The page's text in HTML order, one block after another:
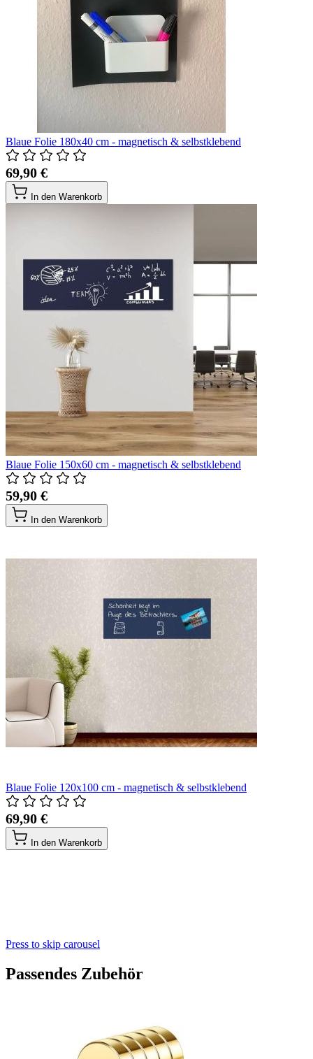
Blaue Folie 180x40 cm - magnetisch & selbstklebend
69,90 €
In den Warenkorb
Blaue Folie 150x60 cm - magnetisch & selbstklebend
59,90 €
In den Warenkorb
Blaue Folie 120x100 cm - magnetisch & selbstklebend
69,90 €
In den Warenkorb
Press to skip carousel
Passendes Zubehör